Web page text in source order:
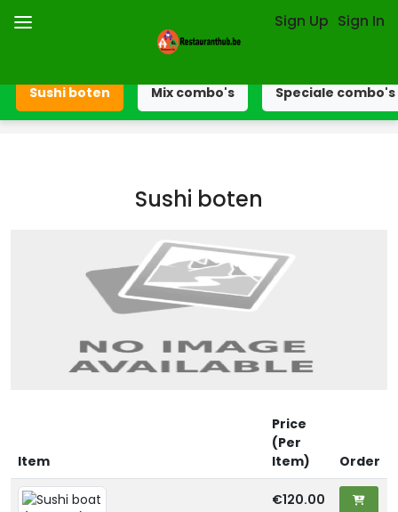
Sign Up Sign In
Sushi boten Mix combo's Speciale combo's
Sushi boten
Item
Price
(Per
Item)
Order
€120.00